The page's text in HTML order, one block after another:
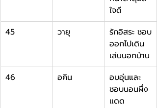
ใจดี
45
วายุ
รักอิสระ ชอบ
ออกไปเดิน
เล่นนอกบ้าน
46
อคิน
อบอุ่นและ
ชอบนอนผึ่ง
แดด